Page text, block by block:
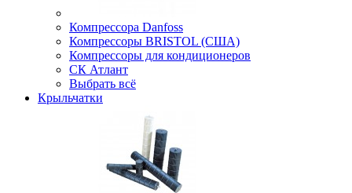
Компрессора Danfoss
Компрессоры BRISTOL (США)
Компрессоры для кондиционеров
СК Атлант
Выбрать всё
Крыльчатки